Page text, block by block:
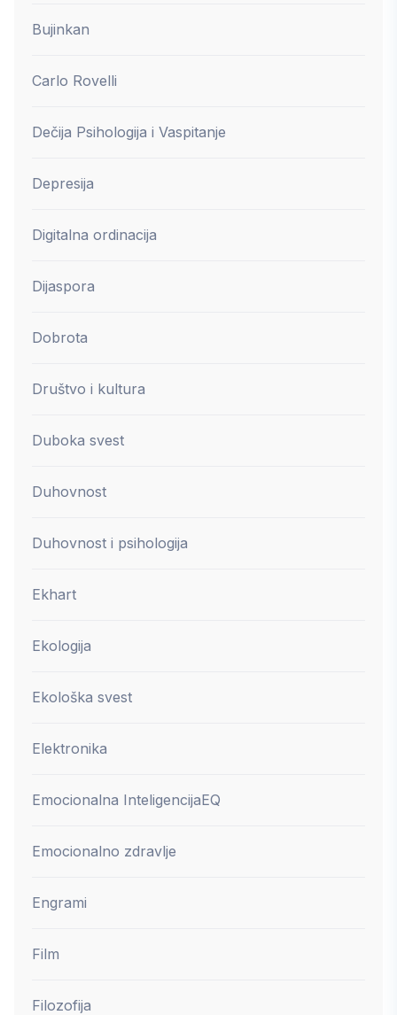
Bujinkan
Carlo Rovelli
Dečija Psihologija i Vaspitanje
Depresija
Digitalna ordinacija
Dijaspora
Dobrota
Društvo i kultura
Duboka svest
Duhovnost
Duhovnost i psihologija
Ekhart
Ekologija
Ekološka svest
Elektronika
Emocionalna InteligencijaEQ
Emocionalno zdravlje
Engrami
Film
Filozofija